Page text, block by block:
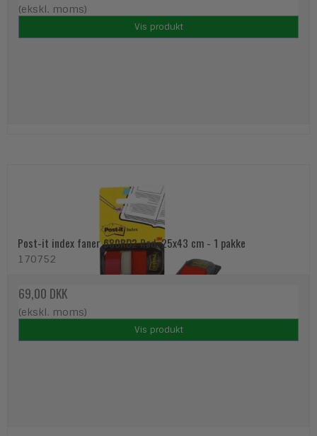
(ekskl. moms)
Vis produkt
Post-it index faner 680RD2 Rød, 25x43 cm - 1 pakke
170752
69,00 DKK
(ekskl. moms)
Vis produkt